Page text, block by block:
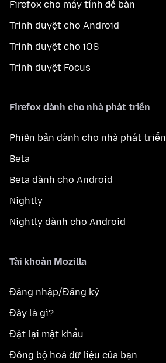
Firefox cho máy tính để bàn
Trình duyệt cho Android
Trình duyệt cho iOS
Trình duyệt Focus
Firefox dành cho nhà phát triển
Phiên bản dành cho nhà phát triển
Beta
Beta dành cho Android
Nightly
Nightly dành cho Android
Tài khoản Mozilla
Đăng nhập/Đăng ký
Đây là gì?
Đặt lại mật khẩu
Đồng bộ hoá dữ liệu của bạn